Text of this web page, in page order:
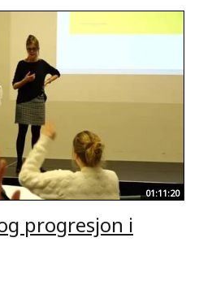
01:11:20
progresjon i